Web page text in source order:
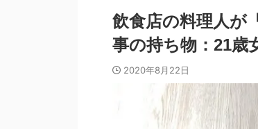
飲食店の料理人が
事の持ち物：21歳
2020年8月22日